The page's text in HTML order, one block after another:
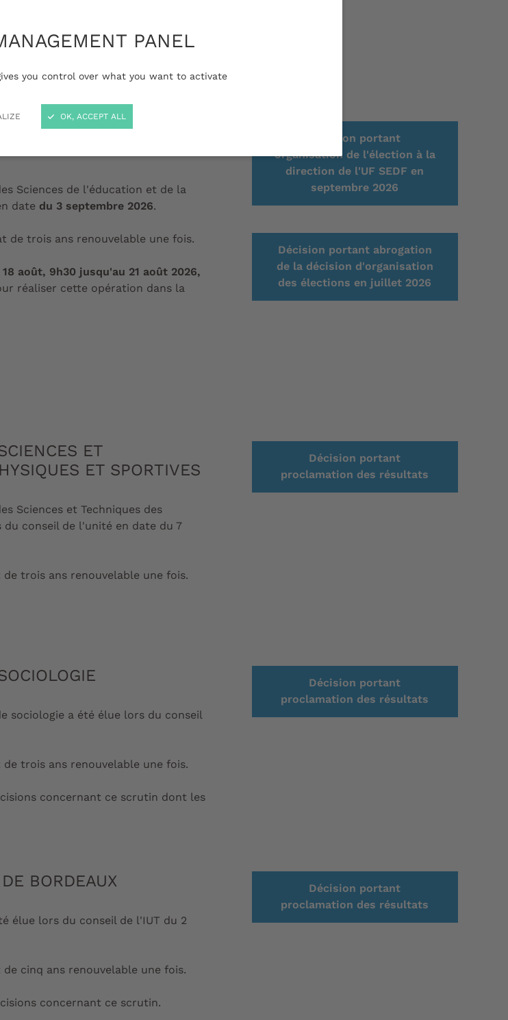
PANEL
you control over what you want to activate
OK, ACCEPT ALL
DE
Sciences de l'éducation et de la
date du 3 septembre 2026.
de trois ans renouvelable une fois.
18 août, 9h30 jusqu'au 21 août 2026,
réaliser cette opération dans la
Décision portant
organisation de l'élection à la
direction de l'UF SEDF en
septembre 2026
Décision portant abrogation
de la décision d'organisation
des élections en juillet 2026
ET
ET SPORTIVES
Sciences et Techniques des
conseil de l'unité en date du 7
trois ans renouvelable une fois.
Décision portant
proclamation des résultats
sociologie a été élue lors du conseil
trois ans renouvelable une fois.
concernant ce scrutin dont les
Décision portant
proclamation des résultats
BORDEAUX
élue lors du conseil de l'IUT du 2
cinq ans renouvelable une fois.
concernant ce scrutin.
Décision portant
proclamation des résultats